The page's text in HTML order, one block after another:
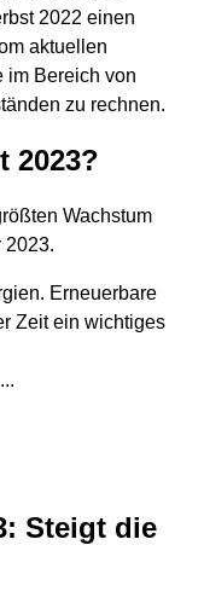
2022 einen
aktuellen
im Bereich von
zu rechnen.
2023?
Wachstum
2023.
Erneuerbare
Zeit ein wichtiges
Steigt die